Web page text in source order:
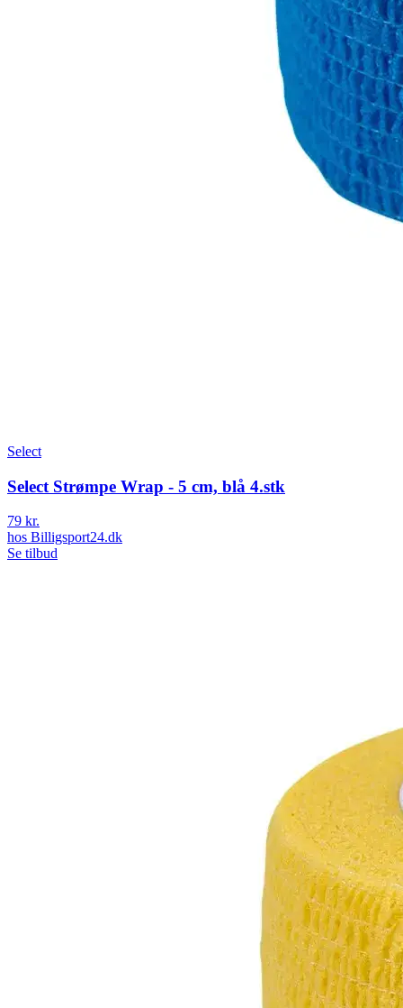
Select
Select Strømpe Wrap - 5 cm, blå 4.stk
79 kr.
hos Billigsport24.dk
Se tilbud